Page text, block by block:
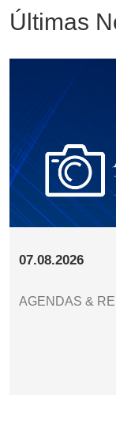
Últimas
07.08.2026
AGENDAS &